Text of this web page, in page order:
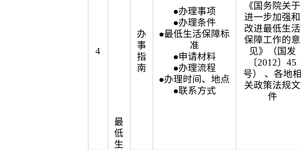
最
低
生
4
办
事
指
南
●办理事项
●办理条件
●最低生活保障标
准
●申请材料
●办理流程
●办理时间、地点
●联系方式
《国务院关于
进一步加强和
改进最低生活
保障工作的意
见》（国发
〔2012〕45
号） 、各地相
关政策法规文
件